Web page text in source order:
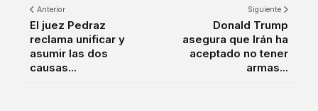
Anterior
El juez Pedraz
reclama unificar y
asumir las dos
causas...
Siguiente
Donald Trump
asegura que Irán ha
aceptado no tener
armas...